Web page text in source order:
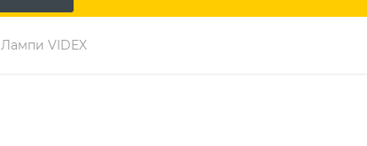
Лампи VIDEX